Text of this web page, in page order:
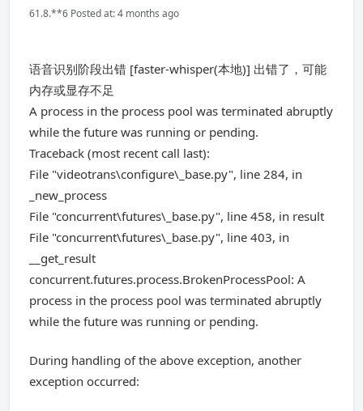
61.8.**6 Posted at: 4 months ago
语音识别阶段出错 [faster-whisper(本地)] 出错了，可能
内存或显存不足
A process in the process pool was terminated abruptly
while the future was running or pending.
Traceback (most recent call last):
File "videotrans\configure\_base.py", line 284, in
_new_process
File "concurrent\futures\_base.py", line 458, in result
File "concurrent\futures\_base.py", line 403, in
__get_result
concurrent.futures.process.BrokenProcessPool: A
process in the process pool was terminated abruptly
while the future was running or pending.
During handling of the above exception, another
exception occurred: